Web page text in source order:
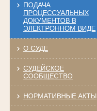
ПОДАЧА
ПРОЦЕССУАЛЬНЫХ
ДОКУМЕНТОВ В
ЭЛЕКТРОННОМ ВИДЕ
О СУДЕ
СУДЕЙСКОЕ
СООБЩЕСТВО
НОРМАТИВНЫЕ АКТЫ